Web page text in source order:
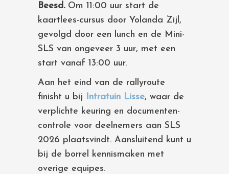
Beesd. Om 11:00 uur start de
kaartlees-cursus door Yolanda Zijl,
gevolgd door een lunch en de Mini-
SLS van ongeveer 3 uur, met een
start vanaf 13:00 uur.
Aan het eind van de rallyroute
finisht u bij Intratuin Lisse, waar de
verplichte keuring en documenten-
controle voor deelnemers aan SLS
2026 plaatsvindt. Aansluitend kunt u
bij de borrel kennismaken met
overige equipes.